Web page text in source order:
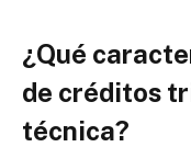
¿Qué
de créditos
técnica?